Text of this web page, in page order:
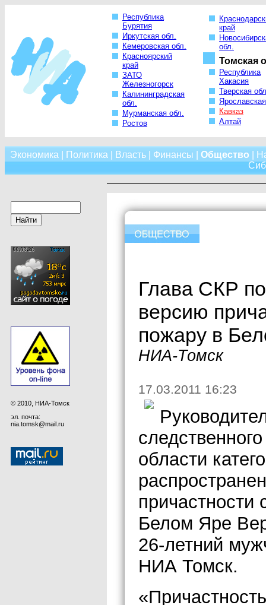
Республика
Бурятия
Иркутская обл.
Кемеровская обл.
Красноярский
край
ЗАТО
Железногорск
Калининградская
обл.
Мурманская обл.
Ростов
край
обл.
Томская
Республика
Хакасия
Тверская
Кавказ
Алтай
Экономика Политика Власть| Финансы Общество
© 2010, НИА-Томск
эл. почта:
nia.tomsk@mail.ru
Глава СКР
версию
пожару в
НИА-Томск
17.03.2011 16:23
области
причастности
Белом Яре
26-летний
НИА Томск.